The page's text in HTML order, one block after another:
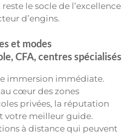
le socle de l’excellence
d’engins.
et modes
CFA, centres spécialisés
immersion immédiate.
au cœur des zones
privées, la réputation
votre meilleur guide.
à distance qui peuvent